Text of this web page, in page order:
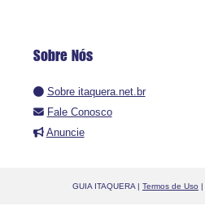
Sobre Nós
Sobre itaquera.net.br
Fale Conosco
Anuncie
GUIA ITAQUERA | Termos de Uso |